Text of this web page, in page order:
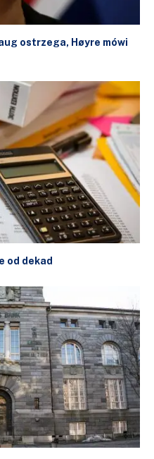
ostrzega, Høyre mówi
od dekad